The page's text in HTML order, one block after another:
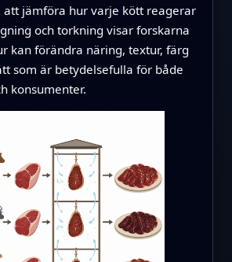
att jämföra hur varje kött reagerar
och torkning visar forskarna
kan förändra näring, textur, färg
som är betydelsefulla för både
konsumenter.